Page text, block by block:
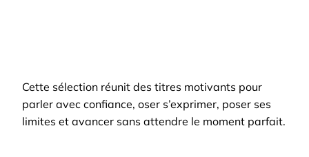
Cette sélection réunit des titres motivants pour
parler avec confiance, oser s’exprimer, poser ses
limites et avancer sans attendre le moment parfait.